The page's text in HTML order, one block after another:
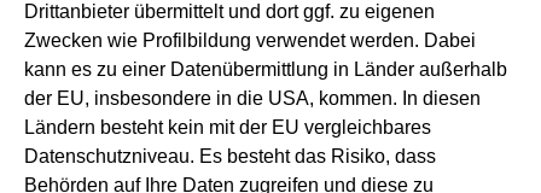
Energie
B2B-Lösungen
Unternehmen
Kosteneffizient und zukunftssicher
Drittanbieter übermittelt und dort ggf. zu eigenen
Zwecken wie Profilbildung verwendet werden. Dabei
kann es zu einer Datenübermittlung in Länder außerhalb
der EU, insbesondere in die USA, kommen. In diesen
Ländern besteht kein mit der EU vergleichbares
Datenschutzniveau. Es besteht das Risiko, dass
Behörden auf Ihre Daten zugreifen und diese zu